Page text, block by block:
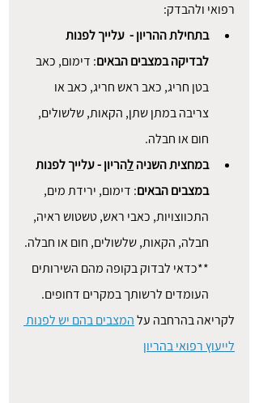
רפואי ולהבדק:
בתחילת ההריון -  עלייך לפנות
לבדיקה במצבים הבאים: דימום, כאב
בטן חריג, כאב ראש חריג, כאב או
צריבה במתן שתן, הקאות, שלשולים,
חום או חבלה.
במחצית השניה להריון - עלייך לפנות
במצבים הבאים: דימום, ירידת מים,
התכווצויות, כאבי ראש, טשטוש ראיה,
חבלה, הקאות, שלשולים, חום או חבלה.
**כדאי לבדוק בקופה מהם השירותים
העומדים לרשותך במקרים דחופים.
לקריאה בהרחבה על המצבים בהם יש לפנות
לייעוץ רפואי בהריון